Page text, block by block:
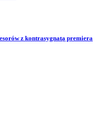
z kontrasygnatą premiera